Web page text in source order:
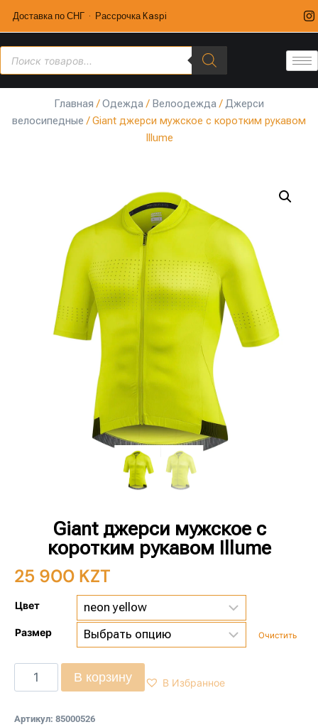
Доставка по СНГ · Рассрочка Kaspi
Главная /Одежда/ Велоодежда/Джерси
велосипедные / Giant джерси мужское с коротким рукавом
Illume
Giant джерси мужское с
коротким рукавом Illume
25 900 KZT
Цвет
Размер Очистить
В корзину В Избранное
Артикул: 85000526